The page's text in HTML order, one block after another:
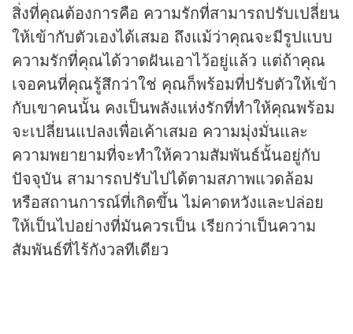
สิ่งที่คุณต้องการคือ ความรักที่สามารถปรับเปลี่ยน
ให้เข้ากับตัวเองได้เสมอ ถึงแม้ว่าคุณจะมีรูปแบบ
ความรักที่คุณได้วาดฝันเอาไว้อยู่แล้ว แต่ถ้าคุณ
เจอคนที่คุณรู้สึกว่าใช่ คุณก็พร้อมที่ปรับตัวให้เข้า
กับเขาคนนั้น คงเป็นพลังแห่งรักที่ทำให้คุณพร้อม
จะเปลี่ยนแปลงเพื่อเค้าเสมอ ความมุ่งมั่นและ
ความพยายามที่จะทำให้ความสัมพันธ์นั้นอยู่กับ
ปัจจุบัน สามารถปรับไปได้ตามสภาพแวดล้อม
หรือสถานการณ์ที่เกิดขึ้น ไม่คาดหวังและปล่อย
ให้เป็นไปอย่างที่มันควรเป็น เรียกว่าเป็นความ
สัมพันธ์ที่ไร้กังวลทีเดียว